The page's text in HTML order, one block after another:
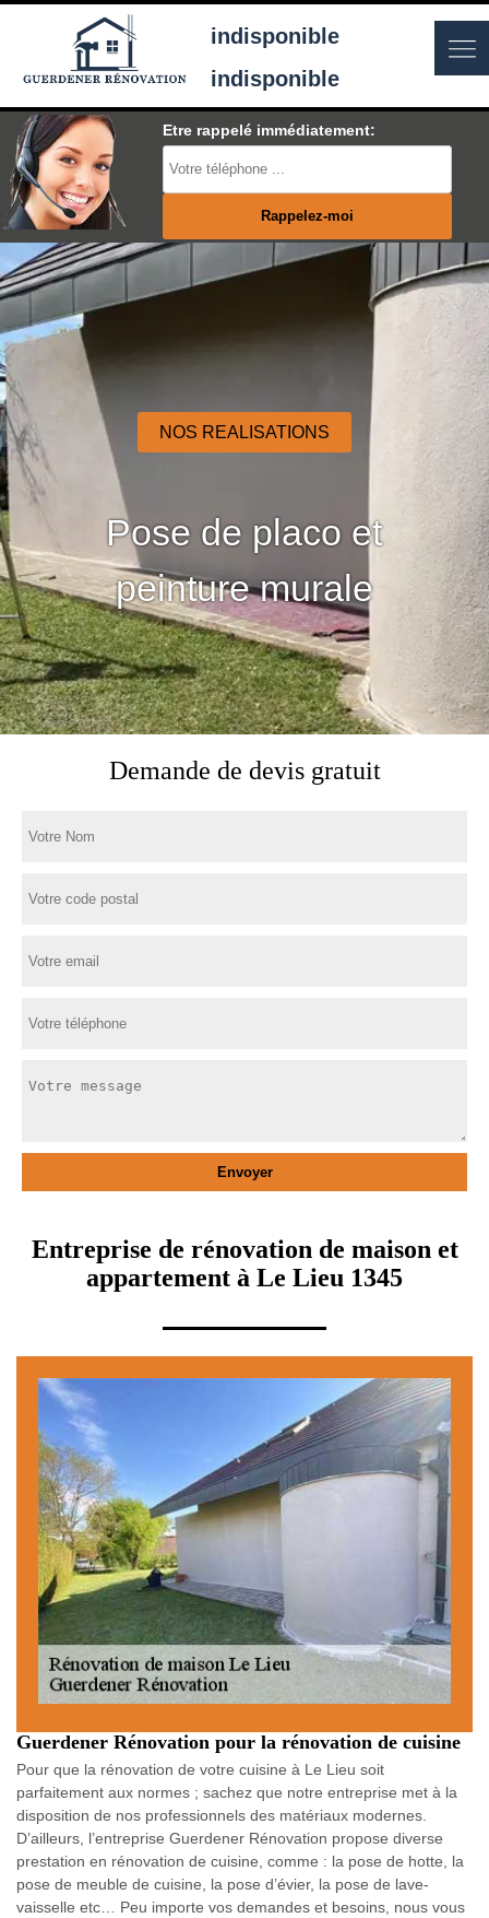
indisponible
indisponible
Etre rappelé immédiatement:
NOS REALISATIONS
Pose de placo et
peinture murale
Demande de devis gratuit
Entreprise de rénovation de maison et
appartement à Le Lieu 1345
Guerdener Rénovation pour la rénovation de cuisine
Pour que la rénovation de votre cuisine à Le Lieu soit
parfaitement aux normes ; sachez que notre entreprise met à la
disposition de nos professionnels des matériaux modernes.
D’ailleurs, l’entreprise Guerdener Rénovation propose diverse
prestation en rénovation de cuisine, comme : la pose de hotte, la
pose de meuble de cuisine, la pose d’évier, la pose de lave-
vaisselle etc… Peu importe vos demandes et besoins, nous vous